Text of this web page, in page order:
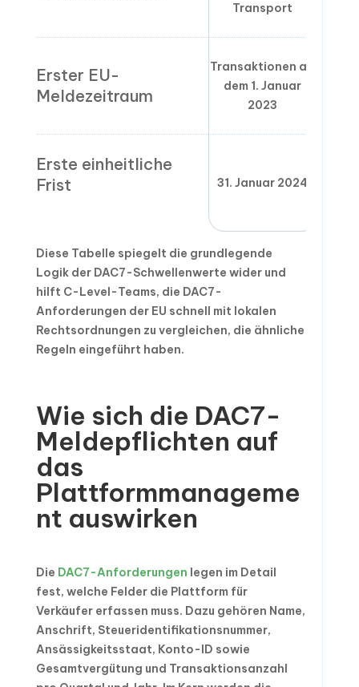
Transport
Erster EU-
Meldezeitraum
Transaktionen ab
dem 1. Januar
2023
Erste einheitliche
Frist
31. Januar 2024
Diese Tabelle spiegelt die grundlegende
Logik der DAC7-Schwellenwerte wider und
hilft C-Level-Teams, die DAC7-
Anforderungen der EU schnell mit lokalen
Rechtsordnungen zu vergleichen, die ähnliche
Regeln eingeführt haben.
Wie sich die DAC7-
Meldepflichten auf
das
Plattformmanageme
nt auswirken
Die DAC7-Anforderungen legen im Detail
fest, welche Felder die Plattform für
Verkäufer erfassen muss. Dazu gehören Name,
Anschrift, Steueridentifikationsnummer,
Ansässigkeitsstaat, Konto-ID sowie
Gesamtvergütung und Transaktionsanzahl